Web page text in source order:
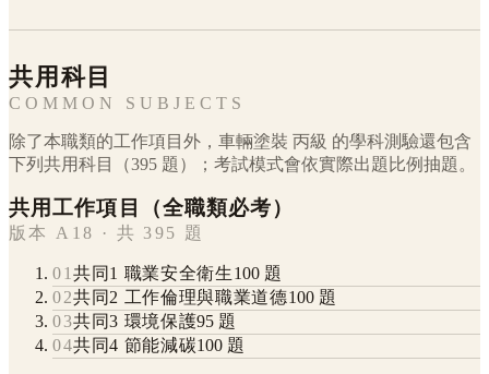
共用科目
COMMON SUBJECTS
除了本職類的工作項目外， 車輛塗裝 丙級 的學科測驗還包含
下列共用科目（395 題）；考試模式會依實際出題比例抽題。
共用工作項目（全職類必考）
版本 A18 · 共 395 題
01共同1 職業安全衛生100題
02共同2 工作倫理與職業道德100題
03共同3 環境保護95 題
04共同4 節能減碳100 題